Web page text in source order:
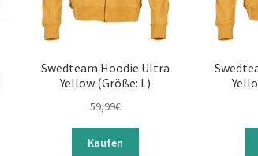
Swedteam Hoodie Ultra
Yellow (Größe: L)
59,99€
Kaufen